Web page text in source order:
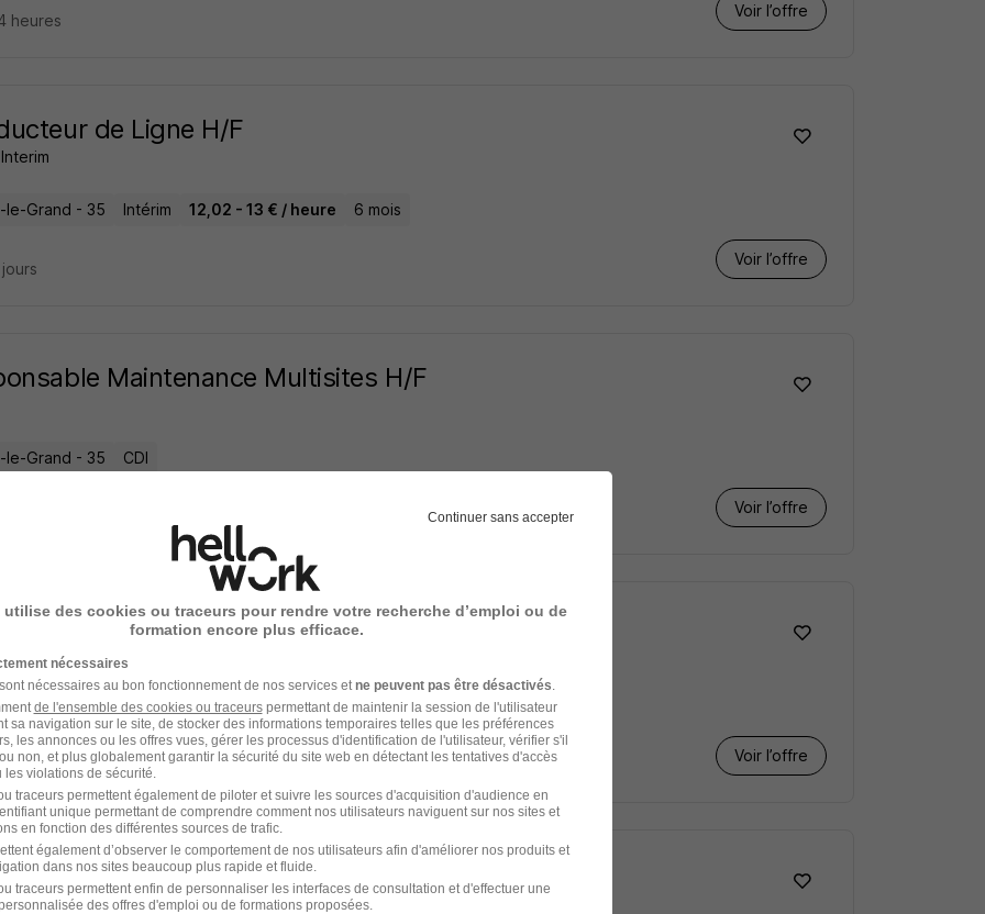
Voir l’offre
heures
de Ligne H/F
le-Grand - 35 Intérim 12,02 - 13 € / heure 6 mois
Voir l’offre
Maintenance Multisites H/F
le-Grand - 35 CDI
Voir l’offre
de Ligne H/F
le-Grand - 35 Intérim 12,31 - 13 € / heure 12 mois
Voir l’offre
Monteur H/F
Continuer sans accepter
utilise des cookies ou traceurs pour rendre votre recherche d’emploi ou de
formation encore plus efficace.
nécessaires
nécessaires au bon fonctionnement de nos services et ne peuvent pas être désactivés
de l'ensemble des cookies ou traceurspermettant de maintenir la session de l'utilisateur
sa navigation sur le site, de stocker des informations temporaires telles que les préférences
les annonces ou les offres vues, gérer les processus d'identification de l'utilisateur, vérifier s'il
non, et plus globalement garantir la sécurité du site web en détectant les tentatives d'accès
violations de sécurité.
traceurs permettent également de piloter et suivre les sources d'acquisition d'audience en
unique permettant de comprendre comment nos utilisateurs naviguent sur nos sites et
en fonction des différentes sources de trafic.
également d’observer le comportement de nos utilisateurs afin d'améliorer nos produits et
dans nos sites beaucoup plus rapide et fluide.
traceurs permettent enfin de personnaliser les interfaces de consultation et d'effectuer une
des offres d'emploi ou de formations proposées.